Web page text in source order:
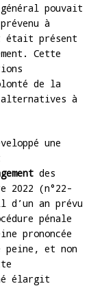
pouvait
à
était présent
Cette
de la
à
une
des
2022 (n°22-
an prévu
pénale
prononcée
peine, et non
élargit